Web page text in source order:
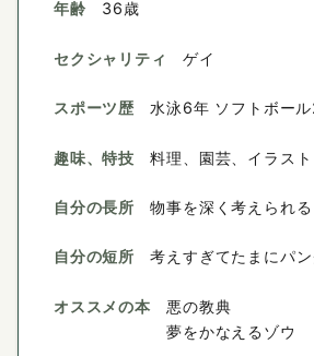
年齢
36歳
セクシャリティ ゲイ
スポーツ歴 水泳6年 ソフトボー
趣味、特技 料理、園芸、イラスト
自分の長所 物事を深く考えられる
自分の短所 考えすぎてたまにパ
オススメの本
悪の教典
夢をかなえるゾウ